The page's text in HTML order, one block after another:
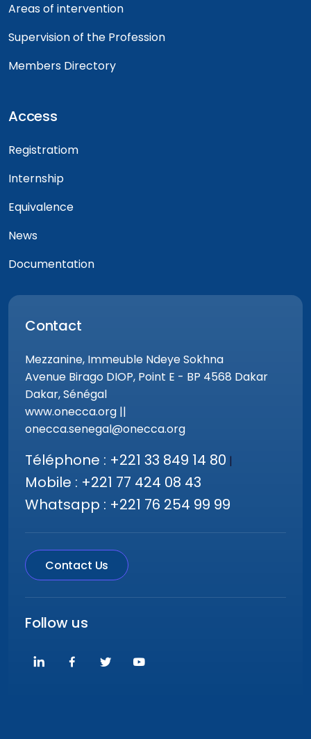
Areas of intervention
Supervision of the Profession
Members Directory
Access
Registratiom
Internship
Equivalence
News
Documentation
Contact
Mezzanine, Immeuble Ndeye Sokhna
Avenue Birago DIOP, Point E - BP 4568 Dakar
Dakar, Sénégal
www.onecca.org ||
onecca.senegal@onecca.org
Téléphone : +221 33 849 14 80 |
Mobile : +221 77 424 08 43
Whatsapp : +221 76 254 99 99
Contact Us
Follow us